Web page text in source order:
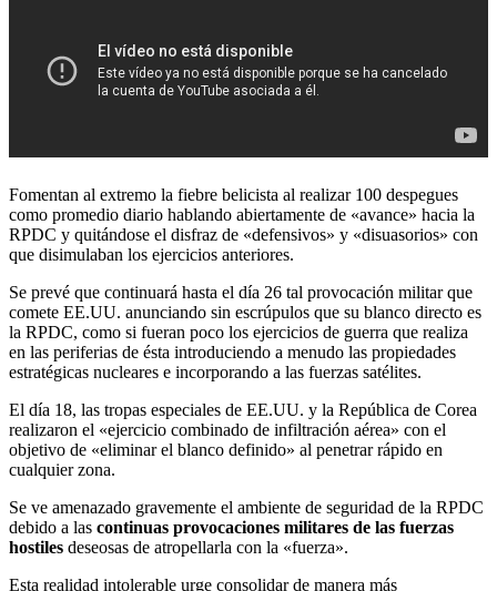
Fomentan al extremo la fiebre belicista al realizar 100 despegues
como promedio diario hablando abiertamente de «avance» hacia la
RPDC y quitándose el disfraz de «defensivos» y «disuasorios» con
que disimulaban los ejercicios anteriores.
Se prevé que continuará hasta el día 26 tal provocación militar que
comete EE.UU. anunciando sin escrúpulos que su blanco directo es
la RPDC, como si fueran poco los ejercicios de guerra que realiza
en las periferias de ésta introduciendo a menudo las propiedades
estratégicas nucleares e incorporando a las fuerzas satélites.
El día 18, las tropas especiales de EE.UU. y la República de Corea
realizaron el «ejercicio combinado de infiltración aérea» con el
objetivo de «eliminar el blanco definido» al penetrar rápido en
cualquier zona.
Se ve amenazado gravemente el ambiente de seguridad de la RPDC
debido a las continuas provocaciones militares de las fuerzas
hostiles deseosas de atropellarla con la «fuerza».
Esta realidad intolerable urge consolidar de manera más